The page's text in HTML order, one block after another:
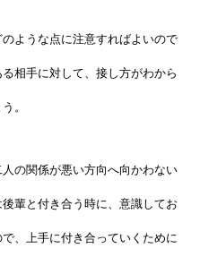
ような点に注意すればよいので
相手に対して、接し方がわから
。
の関係が悪い方向へ向かわない
輩と付き合う時に、意識してお
、上手に付き合っていくために